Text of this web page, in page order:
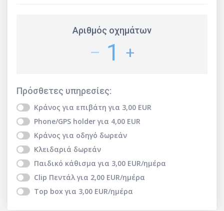
Αριθμός οχημάτων
– 1 +
Πρόσθετες υπηρεσίες:
Κράνος για επιβάτη για 3,00 EUR
Phone/GPS holder για 4,00 EUR
Κράνος για οδηγό δωρεάν
Κλειδαριά δωρεάν
Παιδικό κάθισμα για 3,00 EUR/ημέρα
Clip Πεντάλ για 2,00 EUR/ημέρα
Top box για 3,00 EUR/ημέρα